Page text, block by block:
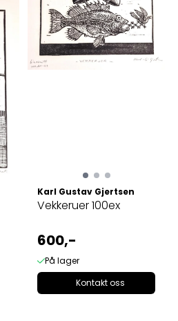
Karl Gustav Gjertsen
Vekkeruer 100ex
600,-
På lager
Kontakt oss